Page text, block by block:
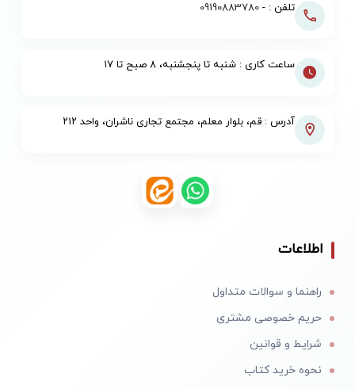
تلفن : -09190883780
ساعت کاری : شنبه تا پنجشنبه، ۸ صبح تا ۱۷
آدرس : قم، بلوار معلم، مجتمع تجاری ناشران، واحد ۲۱۲
اطلاعات
راهنما و سوالات متداول
حریم خصوصی مشتری
شرایط و قوانین
نحوه خرید کتاب